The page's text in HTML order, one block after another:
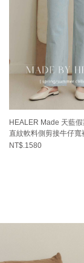
HEALER Made 天藍假
直紋軟料側剪接牛仔寬
NT$.1580